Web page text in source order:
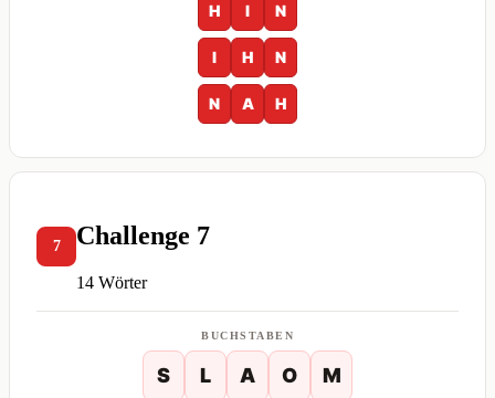
H I N
I H N
N A H
7 Challenge 7
14 Wörter
BUCHSTABEN
S L A O M